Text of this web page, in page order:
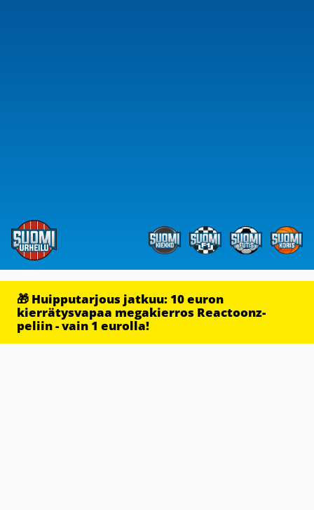
🎁 Huipputarjous jatkuu: 10 euron
kierrätysvapaa megakierros Reactoonz-
peliin - vain 1 eurolla!